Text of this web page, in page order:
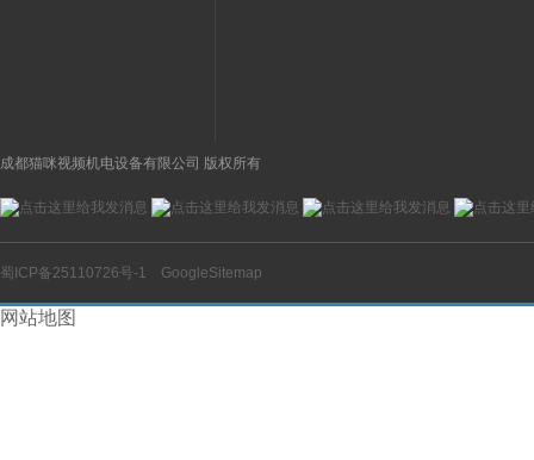
成都猫咪视频机电设备有限公司 版权所有
蜀ICP备25110726号-1 GoogleSitemap
网站地图